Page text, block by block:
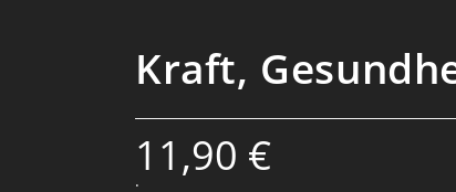
Kraft,
11,90 €
.